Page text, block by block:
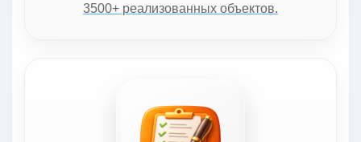
3500+ реализованных объектов.